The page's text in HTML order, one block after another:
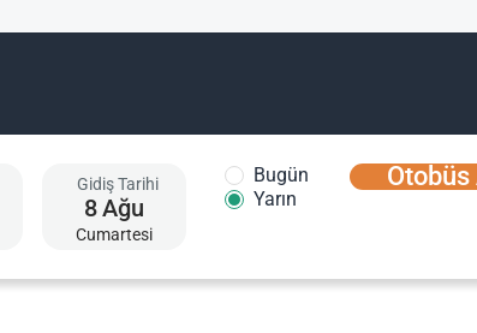
Gidiş Tarihi
8Ağu
Cumartesi
Bugün
Yarın
Otobüs